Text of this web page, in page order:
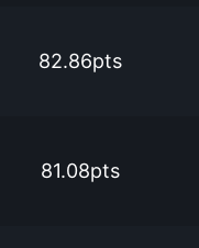
82.86pts
81.08pts